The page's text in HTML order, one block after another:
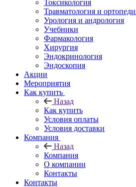
Токсикология
Травматология и
Урология и андрология
Учебники
Фармакология
Хирургия
Эндокринология
Эндоскопия
Акции
Мероприятия
Как купить
Назад
Как купить
Условия оплаты
Условия доставки
Компания
Назад
Компания
О компании
Контакты
Контакты